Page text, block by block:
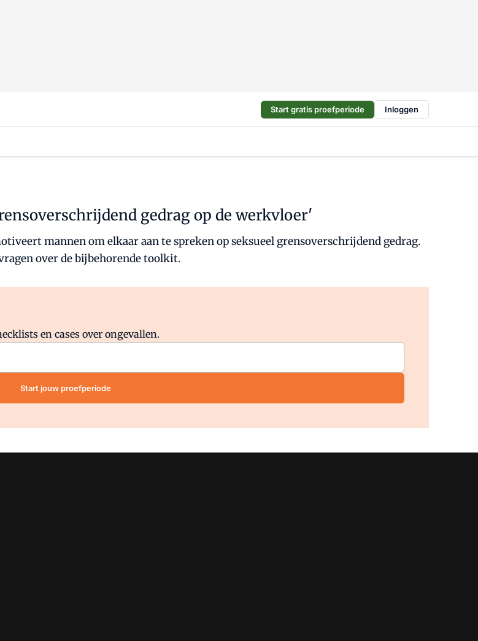
Start gratis proefperiode Inloggen
gedrag op de werkvloer'
mannen om elkaar aan te spreken op seksueel grensoverschrijdend gedrag.
over de bijbehorende toolkit.
en cases over ongevallen.
Start jouw proefperiode